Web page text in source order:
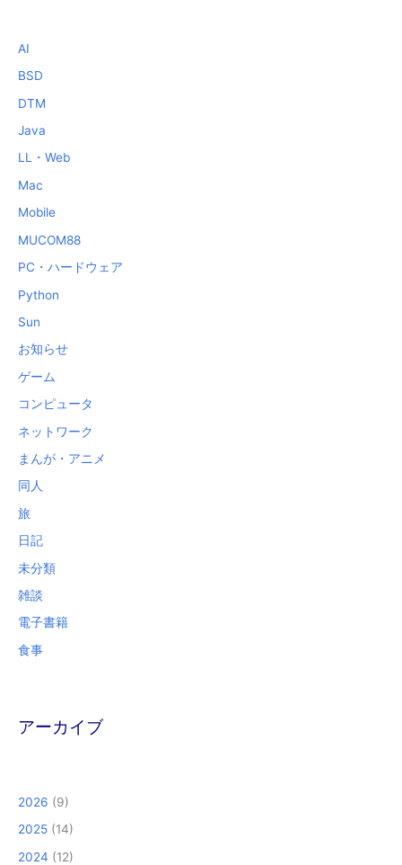
AI
BSD
DTM
Java
LL・Web
Mac
Mobile
MUCOM88
PC・ハードウェア
Python
Sun
お知らせ
ゲーム
コンピュータ
ネットワーク
まんが・アニメ
同人
旅
日記
未分類
雑談
電子書籍
食事
アーカイブ
2026 (9)
2025 (14)
2024 (12)